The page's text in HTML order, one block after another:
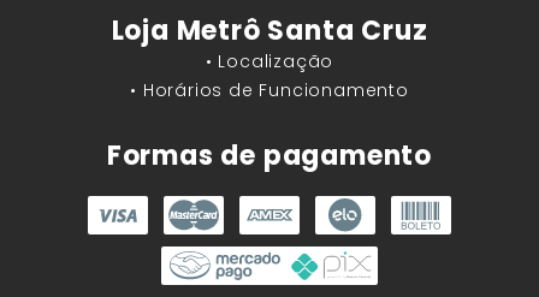
Loja Metrô Santa Cruz
• Localização
• Horários de Funcionamento
Formas de pagamento